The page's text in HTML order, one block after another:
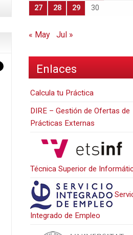
27
28 29 30
« May Jul »
Enlaces
Calcula tu Práctica
DIRE – Gestión de Ofertas de
Prácticas Externas
Técnica Superior de
Integrado de Empleo